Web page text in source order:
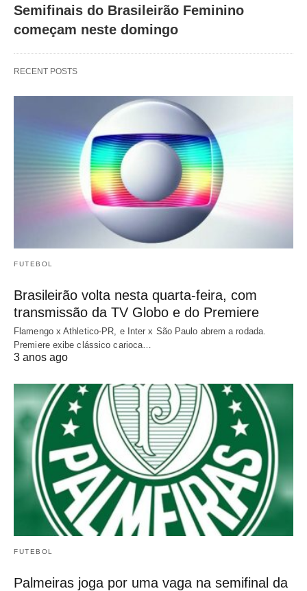
Semifinais do Brasileirão Feminino
começam neste domingo
RECENT POSTS
FUTEBOL
Brasileirão volta nesta quarta-feira, com
transmissão da TV Globo e do Premiere
Flamengo x Athletico-PR, e Inter x São Paulo abrem a rodada.
Premiere exibe clássico carioca…
3 anos ago
FUTEBOL
Palmeiras joga por uma vaga na semifinal da